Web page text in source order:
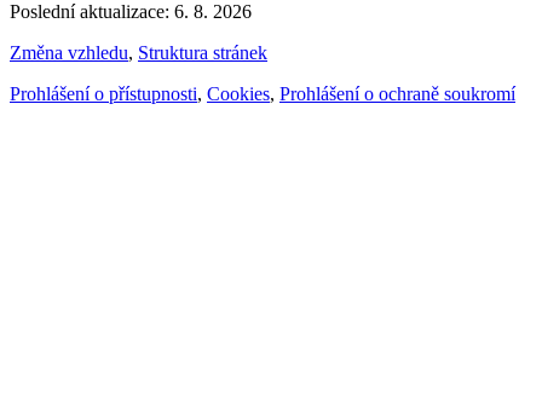
Poslední aktualizace: 6. 8. 2026
Změna vzhledu, Struktura stránek
Prohlášení o přístupnosti, Cookies, Prohlášení o ochraně soukromí